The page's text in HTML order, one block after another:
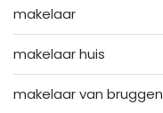
makelaar
makelaar huis
makelaar van bruggen